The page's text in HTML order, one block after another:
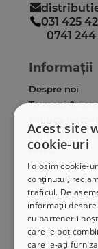
Acest site
cookie-uri
Folosim cookie-
conținutul,
traficul. De
informații
cu partenerii
care le pot
care le-ați
031 425
0741
Informații
Despre noi
Termeni &
Politica de
ANPC
Serviciu
Comunitatea
Cum comand
Modalități de